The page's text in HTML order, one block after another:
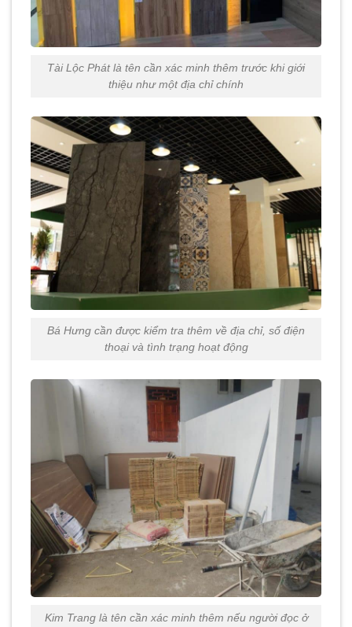
Tài Lộc Phát là tên cần xác minh thêm trước khi giới
thiệu như một địa chỉ chính
Bá Hưng cần được kiểm tra thêm về địa chỉ, số điện
thoại và tình trạng hoạt động
Kim Trang là tên cần xác minh thêm nếu người đọc ở